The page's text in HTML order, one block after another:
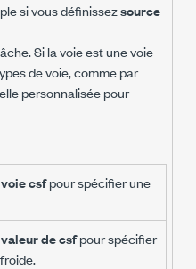
si vous définissezsource
Si la voie est une voie
de voie, comme par
personnalisée pour
voie csfpour spécifier une
valeur de csfpour spécifier